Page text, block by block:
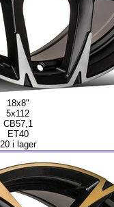
18x8"
5x112
CB57,1
ET40
20 i lager